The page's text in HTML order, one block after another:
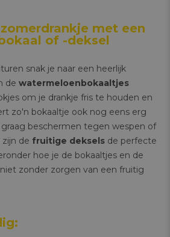
met een
of -deksel
snak je naar een heerlijk
de watermeloenbokaaltjes
om je drankje fris te houden en
zo'n bokaaltje ook nog eens erg
graag beschermen tegen wespen of
de fruitige deksels de perfecte
hoe je de bokaaltjes en de
zonder zorgen van een fruitig